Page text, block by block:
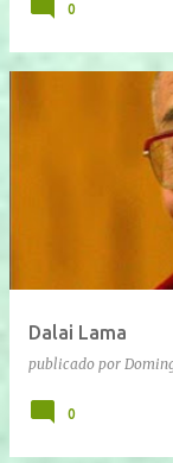
0
Dalai Lama
publicado por
0